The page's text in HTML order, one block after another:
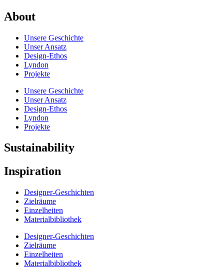
About
Unsere Geschichte
Unser Ansatz
Design-Ethos
Lyndon
Projekte
Unsere Geschichte
Unser Ansatz
Design-Ethos
Lyndon
Projekte
Sustainability
Inspiration
Designer-Geschichten
Zielräume
Einzelheiten
Materialbibliothek
Designer-Geschichten
Zielräume
Einzelheiten
Materialbibliothek